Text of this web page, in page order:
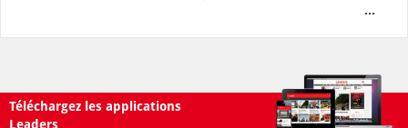
...
Téléchargez les applications
Leaders